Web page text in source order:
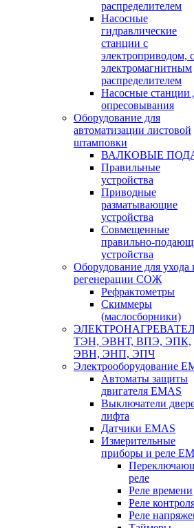
распределителем
Насосные
гидравлические
станции с
электроприводом, с
электромагнитным
распределителем
Насосные станции
опресовывания
Оборудование для
автоматизации листовой
штамповки
ВАЛКОВЫЕ
Правильные
устройства
Приводные
разматывающие
устройства
Совмещенные
правильно-
устройства
Оборудование для ухода
регенерации СОЖ
Рефрактометры
Скиммеры
(маслосборники)
ТЭН, ЭВНТ, ВПЭ, ЭПК,
ЭВН, ЭНП, ЭПЧ
Электрооборудование
Автоматы защиты
двигателя EMAS
Выключатели
лифта
Датчики EMAS
Измерительные
приборы и реле
реле
Реле времени
Реле
Реле